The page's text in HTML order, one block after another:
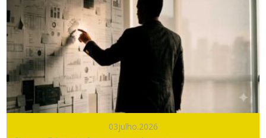
03julho.2026